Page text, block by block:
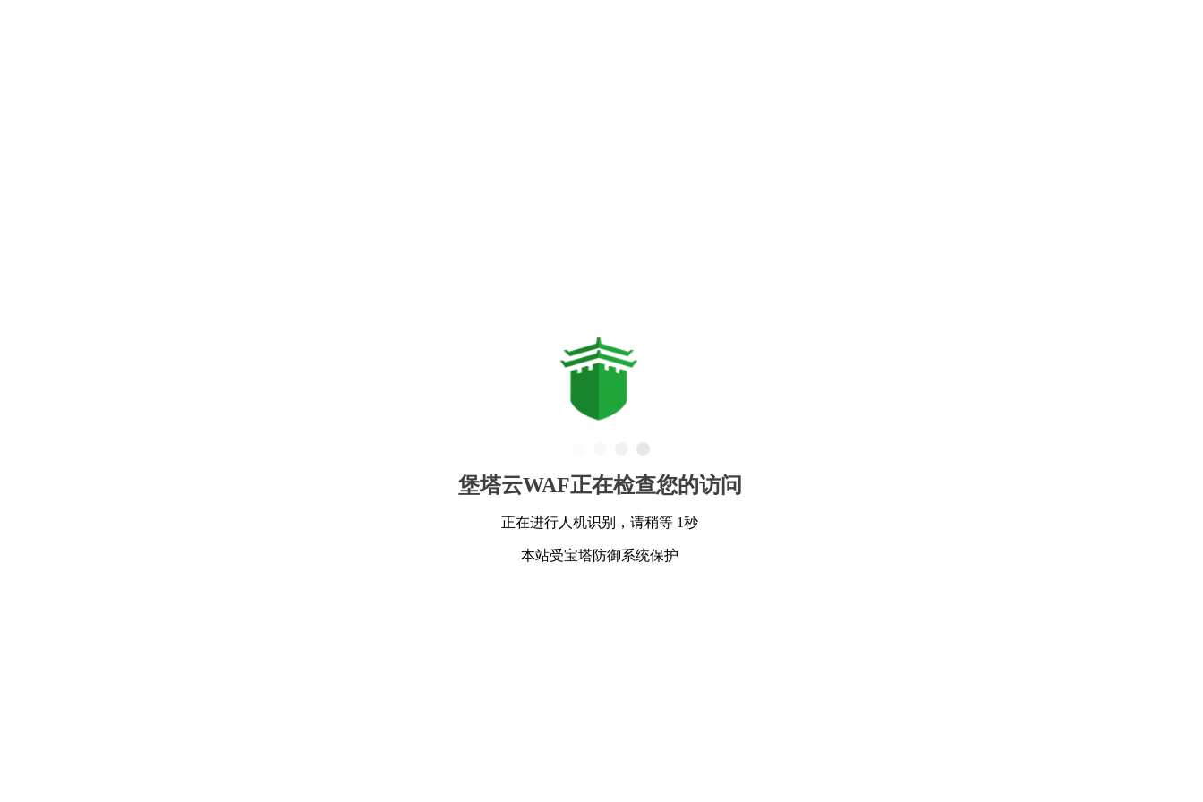
堡塔云WAF正在检查您的访问
正在进行人机识别，请稍等 1秒
本站受宝塔防御系统保护